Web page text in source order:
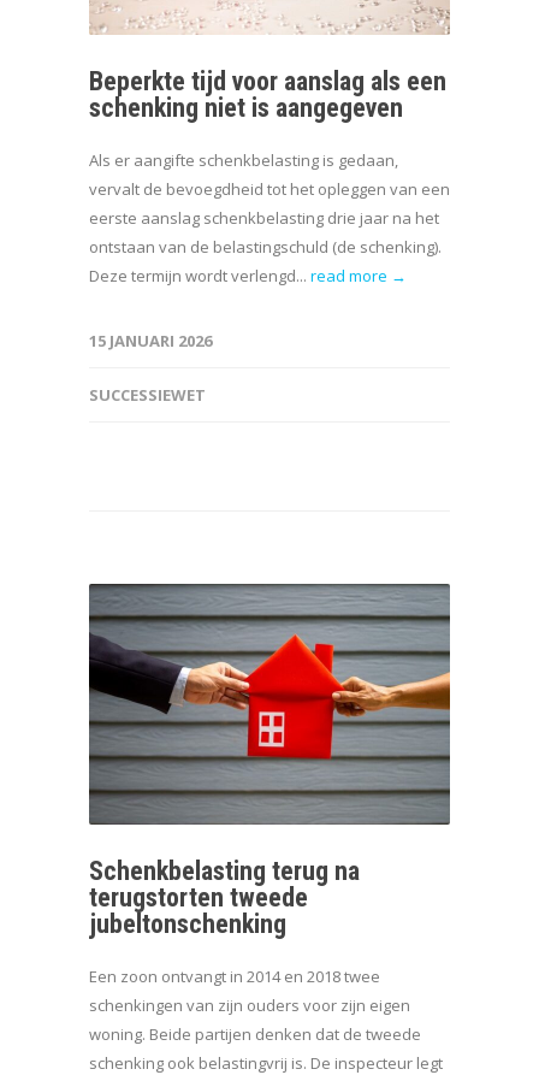
Beperkte tijd voor aanslag als een
schenking niet is aangegeven
Als er aangifte schenkbelasting is gedaan,
vervalt de bevoegdheid tot het opleggen van een
eerste aanslag schenkbelasting drie jaar na het
ontstaan van de belastingschuld (de schenking).
Deze termijn wordt verlengd... read more →
15 JANUARI 2026
SUCCESSIEWET
Schenkbelasting terug na
terugstorten tweede
jubeltonschenking
Een zoon ontvangt in 2014 en 2018 twee
schenkingen van zijn ouders voor zijn eigen
woning. Beide partijen denken dat de tweede
schenking ook belastingvrij is. De inspecteur legt